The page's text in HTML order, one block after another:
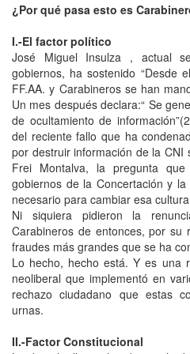
¿Por qué pasa esto es
I.-El factor político
José Miguel Insulza , actual
gobiernos, ha sostenido “Desde
FF.AA. y Carabineros se han
Un mes después declara:“ Se
de ocultamiento de
del reciente fallo que ha
por destruir información de la CNI
Frei Montalva, la pregunta
gobiernos de la Concertación y
necesario para cambiar esa
Ni siquiera pidieron la
Carabineros de entonces, por su
fraudes más grandes que se ha
Lo hecho, hecho está. Y es una
neoliberal que implementó en
rechazo ciudadano que estas
urnas.
II.-Factor Constitucional